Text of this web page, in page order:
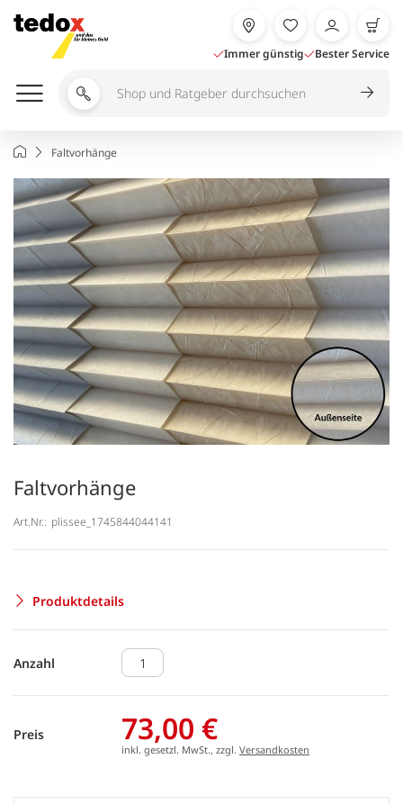
Inhalt
springen
Immer günstig Bester Service
Shop
durchsuchen
StartseiteFaltvorhänge
Faltvorhänge
Art.Nr.: plissee_1745844044141
Produktdetails
Anzahl
Preis 73,00 €
inkl. gesetzl. MwSt., zzgl. Versandkosten